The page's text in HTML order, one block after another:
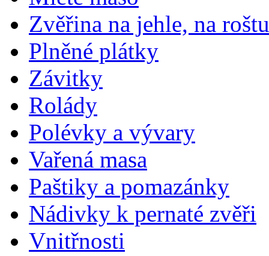
Zvěřina na jehle, na roštu
Plněné plátky
Závitky
Rolády
Polévky a vývary
Vařená masa
Paštiky a pomazánky
Nádivky k pernaté zvěři
Vnitřnosti